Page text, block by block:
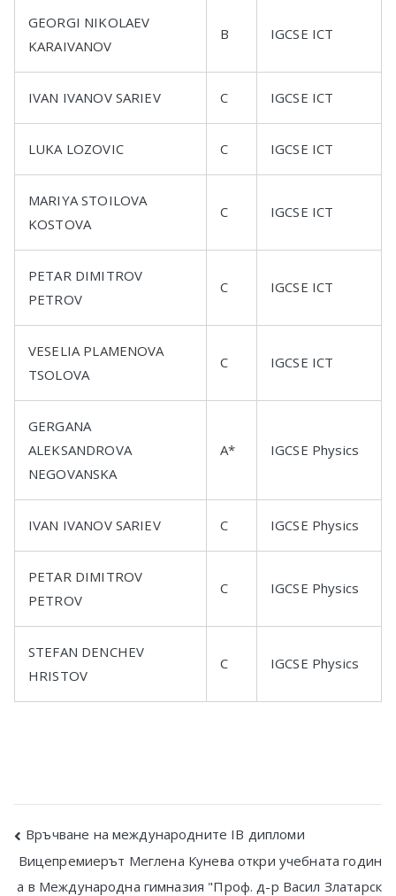
GEORGI NIKOLAEV
KARAIVANOV
B IGCSE ICT
IVAN IVANOV SARIEV C IGCSE ICT
LUKA LOZOVIC C IGCSE ICT
MARIYA STOILOVA
KOSTOVA
C IGCSE ICT
PETAR DIMITROV
PETROV
C IGCSE ICT
VESELIA PLAMENOVA
TSOLOVA
C IGCSE ICT
GERGANA
ALEKSANDROVA
NEGOVANSKA
A* IGCSE Physics
IVAN IVANOV SARIEV C IGCSE Physics
PETAR DIMITROV
PETROV
C IGCSE Physics
STEFAN DENCHEV
HRISTOV
C IGCSE Physics
Post
navigation
Връчване на международните IB дипломи
Вицепремиерът Меглена Кунева откри учебната годин
а в Mеждународна гимназия "Проф. д-р Васил Златарск